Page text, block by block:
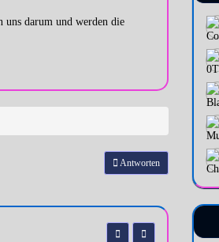
uns darum und werden die
Antworten